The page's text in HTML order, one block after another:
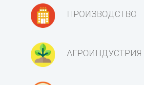
ПРОИЗВОДСТВО
АГРОИНДУСТРИЯ